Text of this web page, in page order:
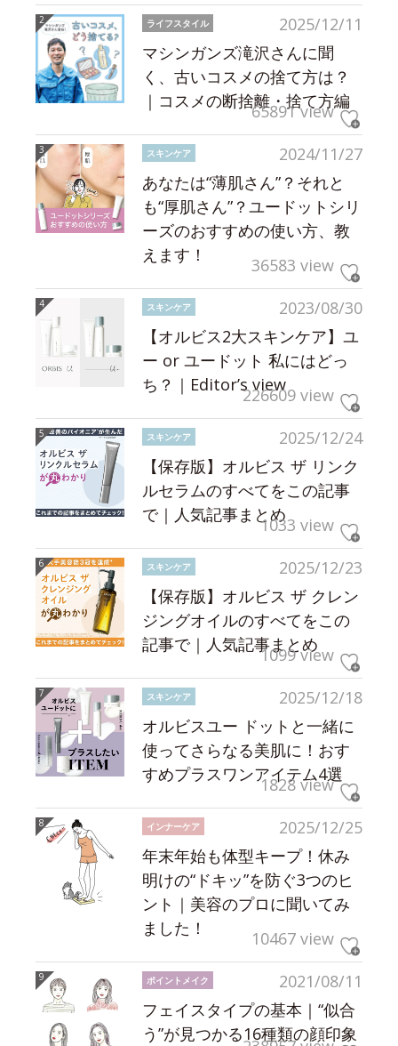
2025/12/11
ライフスタイル
マシンガンズ滝沢さんに聞
く、古いコスメの捨て方は？
｜コスメの断捨離・捨て方編
65891 view
2024/11/27
スキンケア
あなたは“薄肌さん”？それと
も“厚肌さん”？ユードットシリ
ーズのおすすめの使い方、教
えます！
36583 view
2023/08/30
スキンケア
【オルビス2大スキンケア】ユ
ー or ユードット 私にはどっ
ち？｜Editor’s view226609 view
2025/12/24
スキンケア
【保存版】オルビス ザ リンク
ルセラムのすべてをこの記事
で｜人気記事まとめ1033 view
2025/12/23
スキンケア
【保存版】オルビス ザ クレン
ジングオイルのすべてをこの
記事で｜人気記事まとめ
1099 view
2025/12/18
スキンケア
オルビスユー ドットと一緒に
使ってさらなる美肌に！おす
すめプラスワンアイテム4選
1828 view
2025/12/25
インナーケア
年末年始も体型キープ！休み
明けの“ドキッ”を防ぐ3つのヒ
ント｜美容のプロに聞いてみ
ました！
10467 view
2021/08/11
ポイントメイク
フェイスタイプの基本｜“似合
う”が見つかる16種類の顔印象